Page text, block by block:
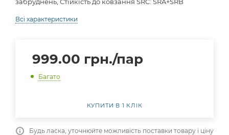
Всі характеристики
999.00 грн./пар
Багато
КУПИТИ В 1 КЛІК
Будь ласка, уточнюйте можливість поставки товару і ціну